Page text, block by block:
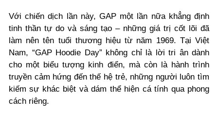
Với chiến dịch lần này, GAP một lần nữa khẳng định
tinh thần tự do và sáng tạo – những giá trị cốt lõi đã
làm nên tên tuổi thương hiệu từ năm 1969. Tại Việt
Nam, “GAP Hoodie Day” không chỉ là lời tri ân dành
cho một biểu tượng kinh điển, mà còn là hành trình
truyền cảm hứng đến thế hệ trẻ, những người luôn tìm
kiếm sự khác biệt và dám thể hiện cá tính qua phong
cách riêng.